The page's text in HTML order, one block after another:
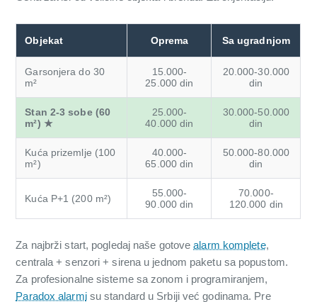
Objekat Oprema Sa ugradnjom
Garsonjera do 30
m²
15.000-
25.000 din
20.000-30.000
din
Stan 2-3 sobe (60
m²) ★
25.000-
40.000 din
30.000-50.000
din
Kuća prizemlje (100
m²)
40.000-
65.000 din
50.000-80.000
din
Kuća P+1 (200 m²)
55.000-
90.000 din
70.000-
120.000 din
Za najbrži start, pogledaj naše gotovealarm komplete,
centrala + senzori + sirena u jednom paketu sa popustom.
Za profesionalne sisteme sa zonom i programiranjem,
Paradox alarmisu standard u Srbiji već godinama. Pre